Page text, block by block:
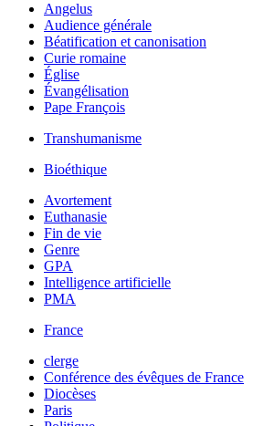
Angelus
Audience générale
Béatification et canonisation
Curie romaine
Église
Évangélisation
Pape François
Transhumanisme
Bioéthique
Avortement
Euthanasie
Fin de vie
Genre
GPA
Intelligence artificielle
PMA
France
clerge
Conférence des évêques de France
Diocèses
Paris